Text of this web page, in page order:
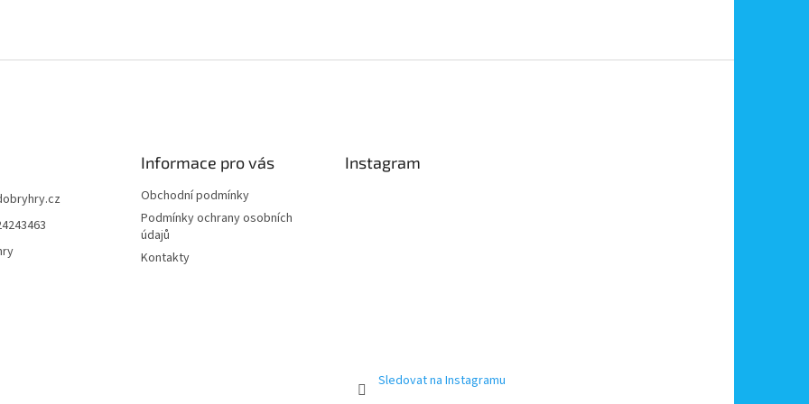
Informace pro vás
Obchodní podmínky
Podmínky ochrany osobních
údajů
Kontakty
Instagram
Sledovat na Instagramu